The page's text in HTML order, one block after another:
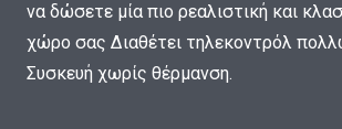
να δώσετε μία πιο ρεαλιστική και
χώρο σας Διαθέτει τηλεκοντρόλ
Συσκευή χωρίς θέρμανση.